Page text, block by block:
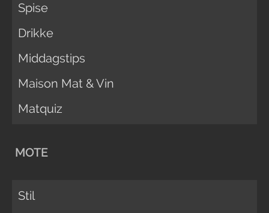
Spise
Drikke
Middagstips
Maison Mat & Vin
Matquiz
MOTE
Stil